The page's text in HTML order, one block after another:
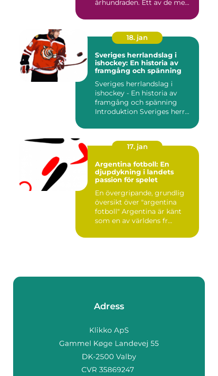
århundraden. Ett av de me...
18. jan
Sveriges herrlandslag i
ishockey: En historia av
framgång och spänning
Sveriges herrlandslag i
ishockey - En historia av
framgång och spänning
Introduktion Sveriges herr...
17. jan
Argentina fotboll: En
djupdykning i landets
passion för spelet
En övergripande, grundlig
översikt över "argentina
fotboll" Argentina är känt
som en av världens fr...
Adress